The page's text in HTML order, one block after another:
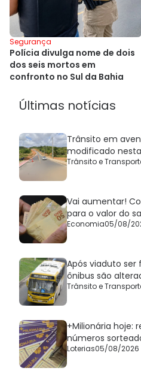
Segurança
Polícia divulga nome de dois
dos seis mortos em
confronto no Sul da Bahia
Últimas notícias
Trânsito em
modificado
Trânsito e
Vai aumentar!
para o valor do
Economia05/08/
Após viaduto ser
ônibus são
Trânsito e
+Milionária hoje:
números
Loterias05/08/2026